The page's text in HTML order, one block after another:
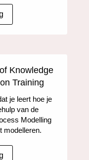
Knowledge
Training
je leert hoe je
van de
Modelling
modelleren.